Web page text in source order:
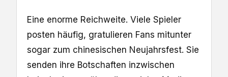
Eine enorme Reichweite. Viele Spieler
posten häufig, gratulieren Fans mitunter
sogar zum chinesischen Neujahrsfest. Sie
senden ihre Botschaften inzwischen